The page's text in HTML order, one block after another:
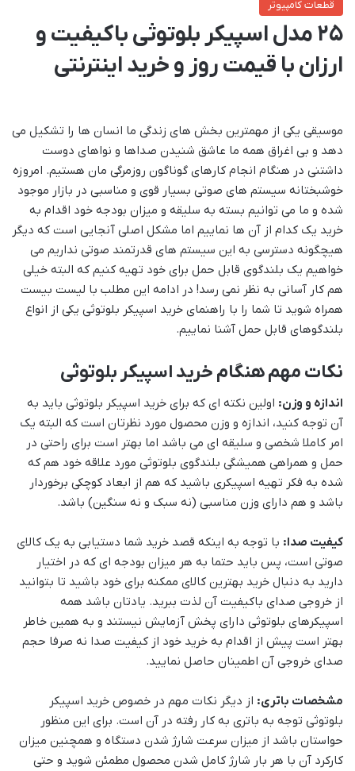
قطعات کامپیوتر
25 مدل اسپیکر بلوتوثی باکیفیت و
ارزان با قیمت روز و خرید اینترنتی
موسیقی یکی از مهمترین بخش های زندگی ما انسان ها را تشکیل می
دهد و بی اغراق همه ما عاشق شنیدن صداها و نواهای دوست
داشتنی در هنگام انجام کارهای گوناگون روزمرگی مان هستیم. امروزه
خوشبختانه سیستم های صوتی بسیار قوی و مناسبی در بازار موجود
شده و ما می توانیم بسته به سلیقه و میزان بودجه خود اقدام به
خرید یک کدام از آن ها نماییم اما مشکل اصلی آنجایی است که دیگر
هیچگونه دسترسی به این سیستم های قدرتمند صوتی نداریم می
خواهیم یک بلندگوی قابل حمل برای خود تهیه کنیم که البته خیلی
هم کار آسانی به نظر نمی رسد! در ادامه این مطلب با لیست بیست
همراه شوید تا شما را با راهنمای خرید اسپیکر بلوتوثی یکی از انواع
بلندگوهای قابل حمل آشنا نماییم.
نکات مهم هنگام خرید اسپیکر بلوتوثی
اندازه و وزن: اولین نکته ای که برای خرید اسپیکر بلوتوثی باید به
آن توجه کنید، اندازه و وزن محصول مورد نظرتان است که البته یک
امر کاملا شخصی و سلیقه ای می باشد اما بهتر است برای راحتی در
حمل و همراهی همیشگی بلندگوی بلوتوثی مورد علاقه خود هم که
شده به فکر تهیه اسپیکری باشید که هم از ابعاد کوچکی برخوردار
باشد و هم دارای وزن مناسبی (نه سبک و نه سنگین) باشد.
کیفیت صدا: با توجه به اینکه قصد خرید شما دستیابی به یک کالای
صوتی است، پس باید حتما به هر میزان بودجه ای که در اختیار
دارید به دنبال خرید بهترین کالای ممکنه برای خود باشید تا بتوانید
از خروجی صدای باکیفیت آن لذت ببرید. یادتان باشد همه
اسپیکرهای بلوتوثی دارای پخش آزمایش نیستند و به همین خاطر
بهتر است پیش از اقدام به خرید خود از کیفیت صدا نه صرفا حجم
صدای خروجی آن اطمینان حاصل نمایید.
مشخصات باتری: از دیگر نکات مهم در خصوص خرید اسپیکر
بلوتوثی توجه به باتری به کار رفته در آن است. برای این منظور
حواستان باشد از میزان سرعت شارژ شدن دستگاه و همچنین میزان
کارکرد آن با هر بار شارژ کامل شدن محصول مطمئن شوید و حتی